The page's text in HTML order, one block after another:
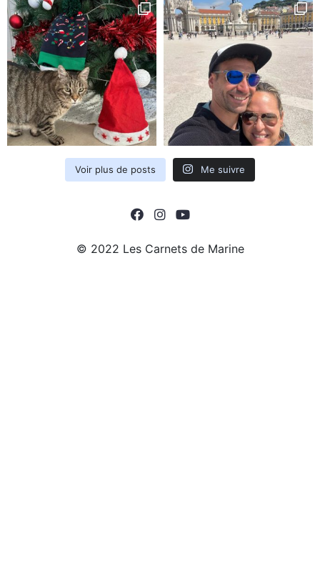
Voir plus de posts Me suivre
© 2022 Les Carnets de Marine